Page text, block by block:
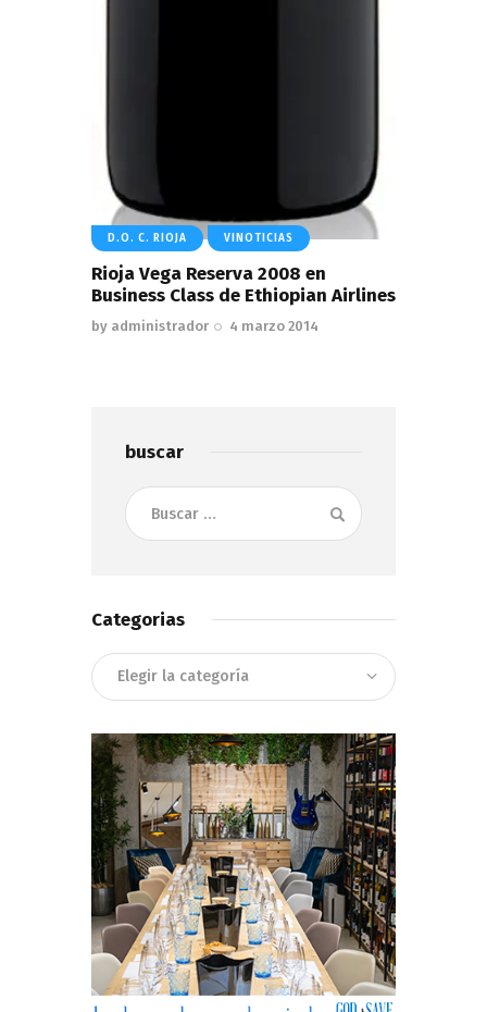
D.O. C. RIOJA VINOTICIAS
Rioja Vega Reserva 2008 en
Business Class de Ethiopian Airlines
by administrador 4 marzo 2014
buscar
Buscar:
Categorias
Categorias